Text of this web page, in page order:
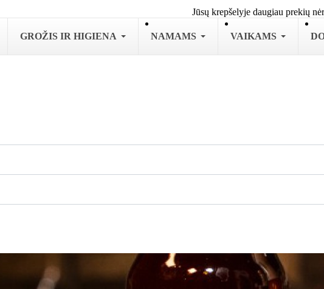
Jūsų krepšelyje daugiau prekių
GROŽIS IR HIGIENA NAMAMS VAIKAMS